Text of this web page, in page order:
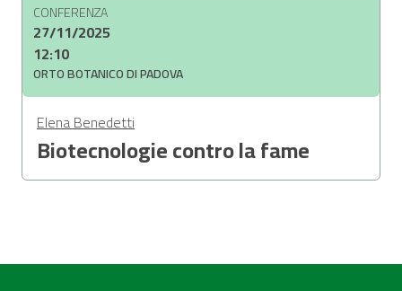
CONFERENZA
27/11/2025
12:10
ORTO BOTANICO DI PADOVA
Elena Benedetti
Biotecnologie contro la fame